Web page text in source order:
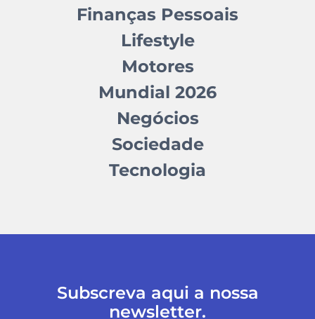
Finanças Pessoais
Lifestyle
Motores
Mundial 2026
Negócios
Sociedade
Tecnologia
Subscreva aqui a nossa
newsletter.